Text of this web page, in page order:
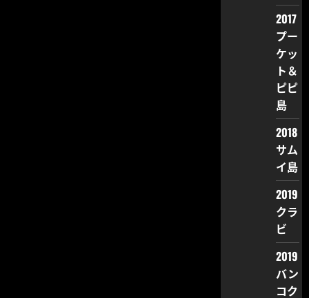
2017
プー
ケッ
ト＆
ピピ
島
2018
サム
イ島
2019
クラ
ビ
2019
バン
コク